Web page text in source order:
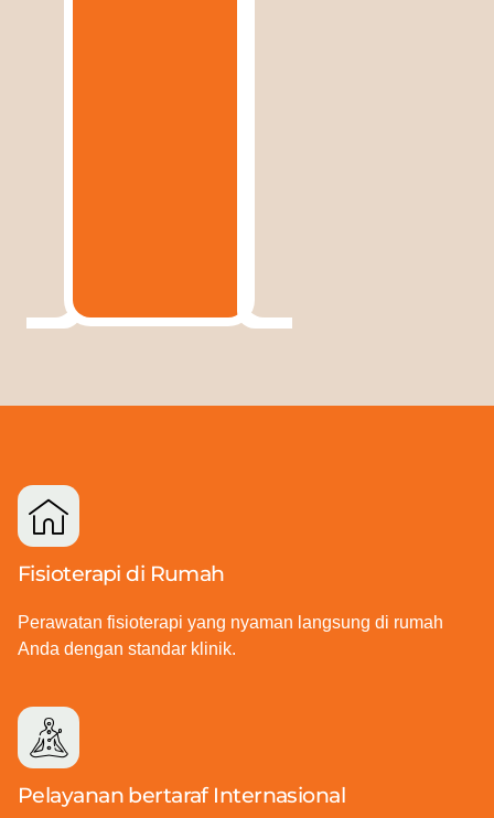
Fisioterapi di Rumah
Perawatan fisioterapi yang nyaman langsung di rumah
Anda dengan standar klinik.
Pelayanan bertaraf Internasional